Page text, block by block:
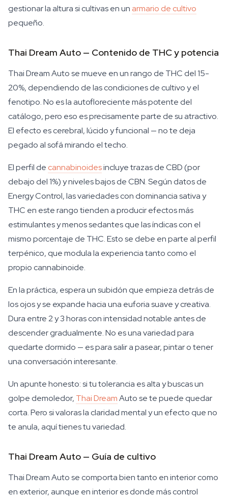
gestionar la altura si cultivas en un armario de cultivo
pequeño.
Thai Dream Auto — Contenido de THC y potencia
Thai Dream Auto se mueve en un rango de THC del 15-
20%, dependiendo de las condiciones de cultivo y el
fenotipo. No es la autofloreciente más potente del
catálogo, pero eso es precisamente parte de su atractivo.
El efecto es cerebral, lúcido y funcional — no te deja
pegado al sofá mirando el techo.
El perfil de cannabinoidesincluye trazas de CBD (por
debajo del 1%) y niveles bajos de CBN. Según datos de
Energy Control, las variedades con dominancia sativa y
THC en este rango tienden a producir efectos más
estimulantes y menos sedantes que las índicas con el
mismo porcentaje de THC. Esto se debe en parte al perfil
terpénico, que modula la experiencia tanto como el
propio cannabinoide.
En la práctica, espera un subidón que empieza detrás de
los ojos y se expande hacia una euforia suave y creativa.
Dura entre 2 y 3 horas con intensidad notable antes de
descender gradualmente. No es una variedad para
quedarte dormido — es para salir a pasear, pintar o tener
una conversación interesante.
Un apunte honesto: si tu tolerancia es alta y buscas un
golpe demoledor, Thai DreamAuto se te puede quedar
corta. Pero si valoras la claridad mental y un efecto que no
te anula, aquí tienes tu variedad.
Thai Dream Auto — Guía de cultivo
Thai Dream Auto se comporta bien tanto en interior como
en exterior, aunque en interior es donde más control